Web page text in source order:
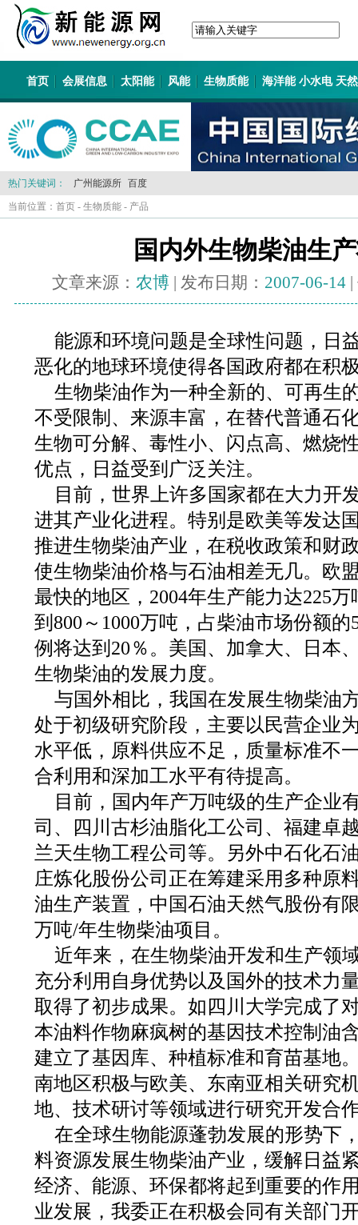
首页 会展信息 太阳能 风能 生物质能 海洋能 小水电 天
热门关键词： 广州能源所 百度
当前位置： 首页 - 生物质能 - 产品
国内外生物柴油生
文章来源： 农博 | 发布日期： 2007-06-14
能源和环境问题是全球性问题，日
恶化的地球环境使得各国政府都在积
生物柴油作为一种全新的、可再生
不受限制、来源丰富，在替代普通石
生物可分解、毒性小、闪点高、燃烧
优点，日益受到广泛关注。
目前，世界上许多国家都在大力开
进其产业化进程。特别是欧美等发达
推进生物柴油产业，在税收政策和财
使生物柴油价格与石油相差无几。欧
最快的地区，2004年生产能力达225
到800～1000万吨，占柴油市场份额的
例将达到20％。美国、加拿大、日本
生物柴油的发展力度。
与国外相比，我国在发展生物柴油
处于初级研究阶段，主要以民营企业
水平低，原料供应不足，质量标准不
合利用和深加工水平有待提高。
目前，国内年产万吨级的生产企业
司、四川古杉油脂化工公司、福建卓
兰天生物工程公司等。另外中石化石
庄炼化股份公司正在筹建采用多种原
油生产装置，中国石油天然气股份有
万吨/年生物柴油项目。
近年来，在生物柴油开发和生产领
充分利用自身优势以及国外的技术力
取得了初步成果。如四川大学完成了
本油料作物麻疯树的基因技术控制油
建立了基因库、种植标准和育苗基地
南地区积极与欧美、东南亚相关研究
地、技术研讨等领域进行研究开发合
在全球生物能源蓬勃发展的形势下
料资源发展生物柴油产业，缓解日益
经济、能源、环保都将起到重要的作
业发展，我委正在积极会同有关部门